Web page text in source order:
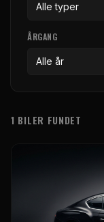
Alle typer
ÅRGANG
Alle år
1 BILER FUNDET